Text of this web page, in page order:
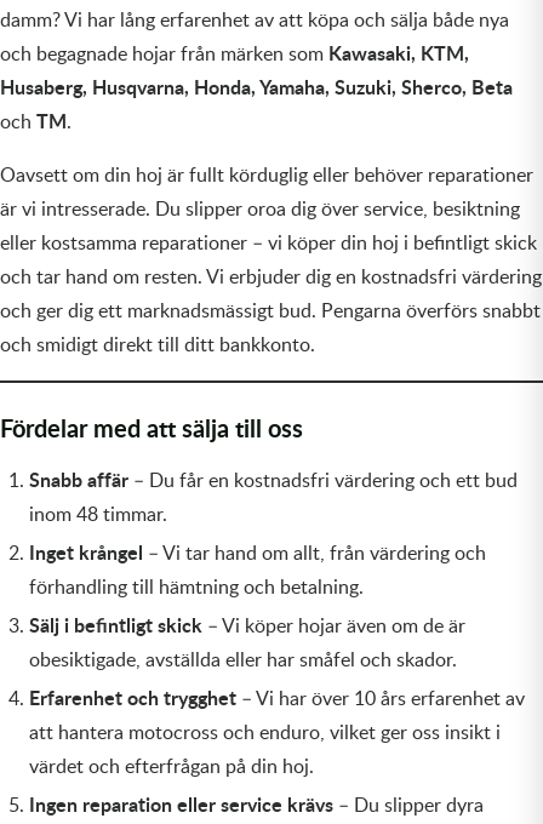
Olja MC
Vätskesystem
Hjul
Motordelar & Filter
Plast
Styren & Reglage
Mousse
Trialdäck
Tubliss
Luftfilterolja & Rengöring
Sprayer
Tvätt & Rengöring
Växellådsolja
Övriga Kemprodukter
Drivremmar & Variatorremmar
Fjädring
Hytter & Flaklock
Karossdelar & Tillbehör
Kyl- & värmesystemdelar
Motordelar
Styren & Tillbehör
Transmission & Drivlina
Vagnar
Variatordelar
Vinschar & Tillbehör
Vinterprodukter
Slangar
damm? Vi har lång erfarenhet av att köpa och sälja både nya
och begagnade hojar från märken som Kawasaki, KTM,
Husaberg, Husqvarna, Honda, Yamaha, Suzuki, Sherco, Beta
och TM.
Oavsett om din hoj är fullt körduglig eller behöver reparationer
är vi intresserade. Du slipper oroa dig över service, besiktning
eller kostsamma reparationer – vi köper din hoj i befintligt skick
och tar hand om resten. Vi erbjuder dig en kostnadsfri värdering
och ger dig ett marknadsmässigt bud. Pengarna överförs snabbt
och smidigt direkt till ditt bankkonto.
Fördelar med att sälja till oss
Snabb affär – Du får en kostnadsfri värdering och ett bud
inom 48 timmar.
Inget krångel – Vi tar hand om allt, från värdering och
förhandling till hämtning och betalning.
Sälj i befintligt skick – Vi köper hojar även om de är
obesiktigade, avställda eller har småfel och skador.
Erfarenhet och trygghet – Vi har över 10 års erfarenhet av
att hantera motocross och enduro, vilket ger oss insikt i
värdet och efterfrågan på din hoj.
Ingen reparation eller service krävs – Du slipper dyra